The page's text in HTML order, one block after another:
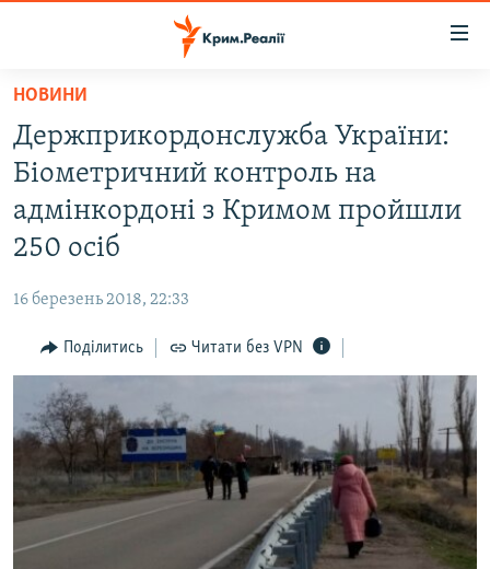
Перейти
основного
матеріалу
Перейти
до
основної
Перейти
пошуку
ВОДА.КРИМ
ВІДЕО ТА ФОТО
ПОЛІТИКА
ПОГЛЯД
ІНТЕРВ'Ю
ВСЕ ЗА ДЕНЬ
СПЕЦПРОЕКТИ
ДЕПОРТАЦІЯ
ВІДЕОУРОКИ «ELIFBE»
СВІДЧЕННЯ ОКУПАЦІЇ
ЯК ОБІЙТИ БЛОКУВАННЯ
Русский
НОВИНИ
Держприкордонслужба України:
Біометричний контроль на
адмінкордоні з Кримом пройшли
250 осіб
16 березень 2018, 22:33
Поділитись Читати без VPN